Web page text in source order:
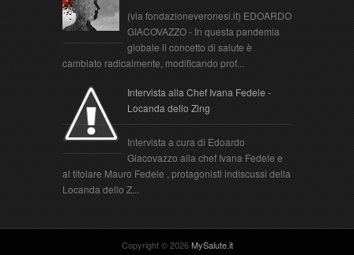
(via fondazioneveronesi.it) EDOARDO
GIACOVAZZO - In questa pandemia
globale il concetto di salute è
cambiato radicalmente, modificando prof...
Intervista alla Chef Ivana Fedele -
Locanda dello Zing
Intervista a cura di Edoardo
Giacovazzo alla chef Ivana Fedele e
al titolare Mauro Fedele , protagonisti indiscussi della
Locanda dello Z...
Copyright ©2026MySalute.it